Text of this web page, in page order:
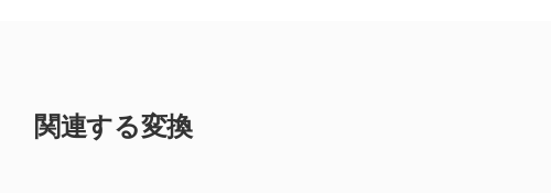
関連する変換